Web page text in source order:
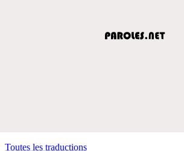
Toutes les traductions